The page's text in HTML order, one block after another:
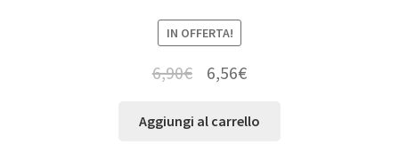
IN OFFERTA!
6,90€ 6,56€
Aggiungi al carrello